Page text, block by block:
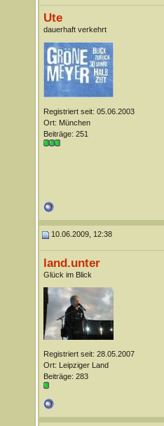
Ute
dauerhaft verkehrt
Registriert seit: 05.06.2003
Ort: München
Beiträge: 251
10.06.2009, 12:38
land.unter
Glück im Blick
Registriert seit: 28.05.2007
Ort: Leipziger Land
Beiträge: 283